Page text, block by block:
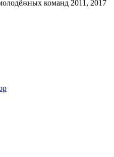
команд 2011, 2017